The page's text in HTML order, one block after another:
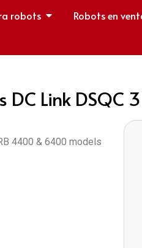
robots Robots en
Link DSQC
4400 & 6400 models